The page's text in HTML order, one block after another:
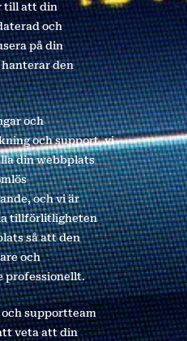
till att din
och
på din
den
och
och support, vi
din webbplats
och vi är
tillförlitligheten
så att den
och
professionellt.
supportteam
veta att din